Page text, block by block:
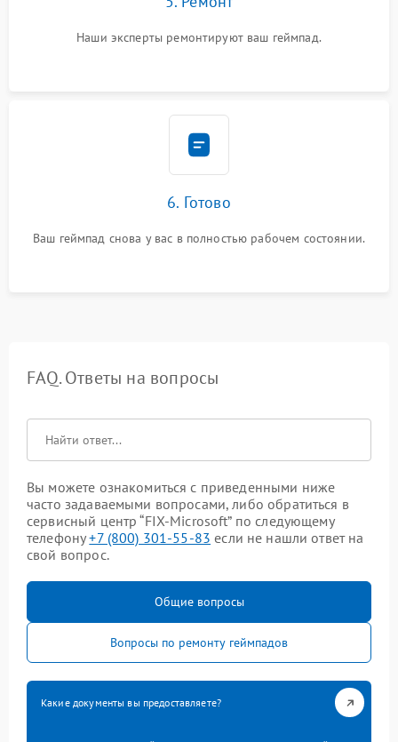
Наши эксперты ремонтируют ваш геймпад.
6. Готово
Ваш геймпад снова у вас в полностью рабочем состоянии.
FAQ. Ответы на вопросы
Вы можете ознакомиться с приведенными ниже
часто задаваемыми вопросами, либо обратиться в
сервисный центр “FIX-Microsoft” по следующему
телефону+7 (800) 301-55-83 если не нашли ответ на
свой вопрос.
Общие вопросы
Вопросы по ремонту геймпадов
Какие документы вы предоставляете?